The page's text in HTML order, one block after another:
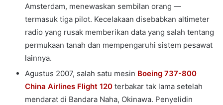
Amsterdam, menewaskan sembilan orang —
termasuk tiga pilot. Kecelakaan disebabkan altimeter
radio yang rusak memberikan data yang salah tentang
permukaan tanah dan mempengaruhi sistem pesawat
lainnya.
Agustus 2007, salah satu mesin Boeing 737-800
China Airlines Flight 120 terbakar tak lama setelah
mendarat di Bandara Naha, Okinawa. Penyelidin